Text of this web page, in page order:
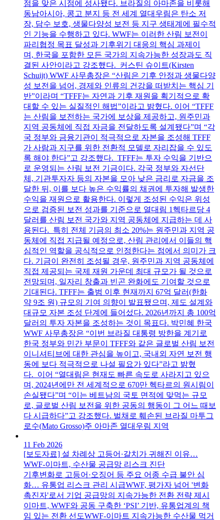
점을 맞은 시점에 성사됐다. 브라질의 아마존을 비롯해
동남아시아, 콩고 분지 등 전 세계 열대우림은 탄소 저
장, 담수 보호, 생물다양성 보전 등 지구 생태계에 필수적
인 기능을 수행하고 있다. WWF는 이러한 산림 보전이
파리협정 목표 달성과 기후위기 대응의 핵심 과제이
며, 한국을 포함한 모든 국가의 지속가능한 성장과도 직
결된 사안이라고 강조했다. 커스틴 슈이트(Kirsten
Schuijt) WWF 사무총장은 “산림은 기후 안정과 생물다양
성 보전을 넘어, 경제와 인류의 건강을 떠받치는 핵심 기
반”이라며 “TFFF는 자연과 기후 재원을 획기적으로 확
대할 수 있는 실질적인 해법”이라고 밝혔다. 이어 “TFFF
는 산림을 보전하는 국가에 보상을 제공하고, 원주민과
지역 공동체에 직접 자금을 전달하도록 설계됐다”며 “각
국 정부와 금융기관이 적극적으로 자본을 조성해 TFFF
가 사람과 지구를 위한 전환적 모델로 자리잡을 수 있도
록 해야 한다”고 강조했다. TFFF는 투자 수익을 기반으
로 운영되는 산림 보전 기금이다. 각국 정부와 자선단
체, 기관투자자 등의 자본을 모아 낮은 금리로 자금을 조
달한 뒤, 이를 보다 높은 수익률의 채권에 투자해 발생한
수익을 재원으로 활용한다. 이렇게 조성된 수익은 위성
으로 검증된 보전 성과를 기준으로 열대림 1헥타르당 4
달러를 산림 보전 국가와 지역 공동체에 지급하는 데 사
용된다. 특히 전체 기금의 최소 20%는 원주민과 지역 공
동체에 직접 지급될 예정으로, 산림 관리에서 이들의 핵
심적인 역할을 공식적으로 인정한다는 점에서 의미가 크
다. 기금이 완전히 조성될 경우, 원주민과 지역 공동체에
직접 제공되는 국제 재원 가운데 최대 규모가 될 것으로
전망되며, 일자리 창출과 빈곤 완화에도 기여할 것으로
기대된다. TFFF는 출범 이후 현재까지 67억 달러(한화
약 9조 원) 규모의 기여 의향이 발표됐으며, 제도 설계와
대규모 자본 조성 단계에 들어섰다. 2026년까지 총 100억
달러의 투자 자본을 조성하는 것이 목표다. 박민혜 한국
WWF 사무총장은 “이번 브라질 대통령 방한을 계기로
한국 정부와 민간 부문이 TFFF와 같은 글로벌 산림 보전
이니셔티브에 대한 관심을 높이고, 국내외 자연 보전 행
동에 보다 적극적으로 나설 필요가 있다”라고 밝혔
다. 이어 “열대림은 현재도 빠른 속도로 사라지고 있으
며, 2024년에만 전 세계적으로 670만 헥타르의 원시림이
손실됐다”며 “이는 베트남의 국토 면적에 맞먹는 규모
로, 글로벌 산림 보전을 위한 공동의 행동이 그 어느 때보
다 시급하다”고 강조했다. 벌채로 훼손된 브라질 마투그
로수(Mato Grosso)주 아마존 열대우림 지역
11 Feb 2026
[보도자료] 설 차례상 고등어·갈치가 귀해진 이유…
WWF-이마트, 수산물 공급망 리스크 진단
기후변화로 고등어·오징어 등 주요 어종 수급 불안 심
화… 유통업 리스크 관리 시급WWF, 평가자 넘어 '변화
촉진자'로서 기업 공급망의 지속가능한 전환 전략 제시
이마트, WWF와 공동 구축한 ‘PSI’ 기반, 유통업계의 책
임 있는 전환 선도WWF-이마트 지속가능한 수산물 먹거